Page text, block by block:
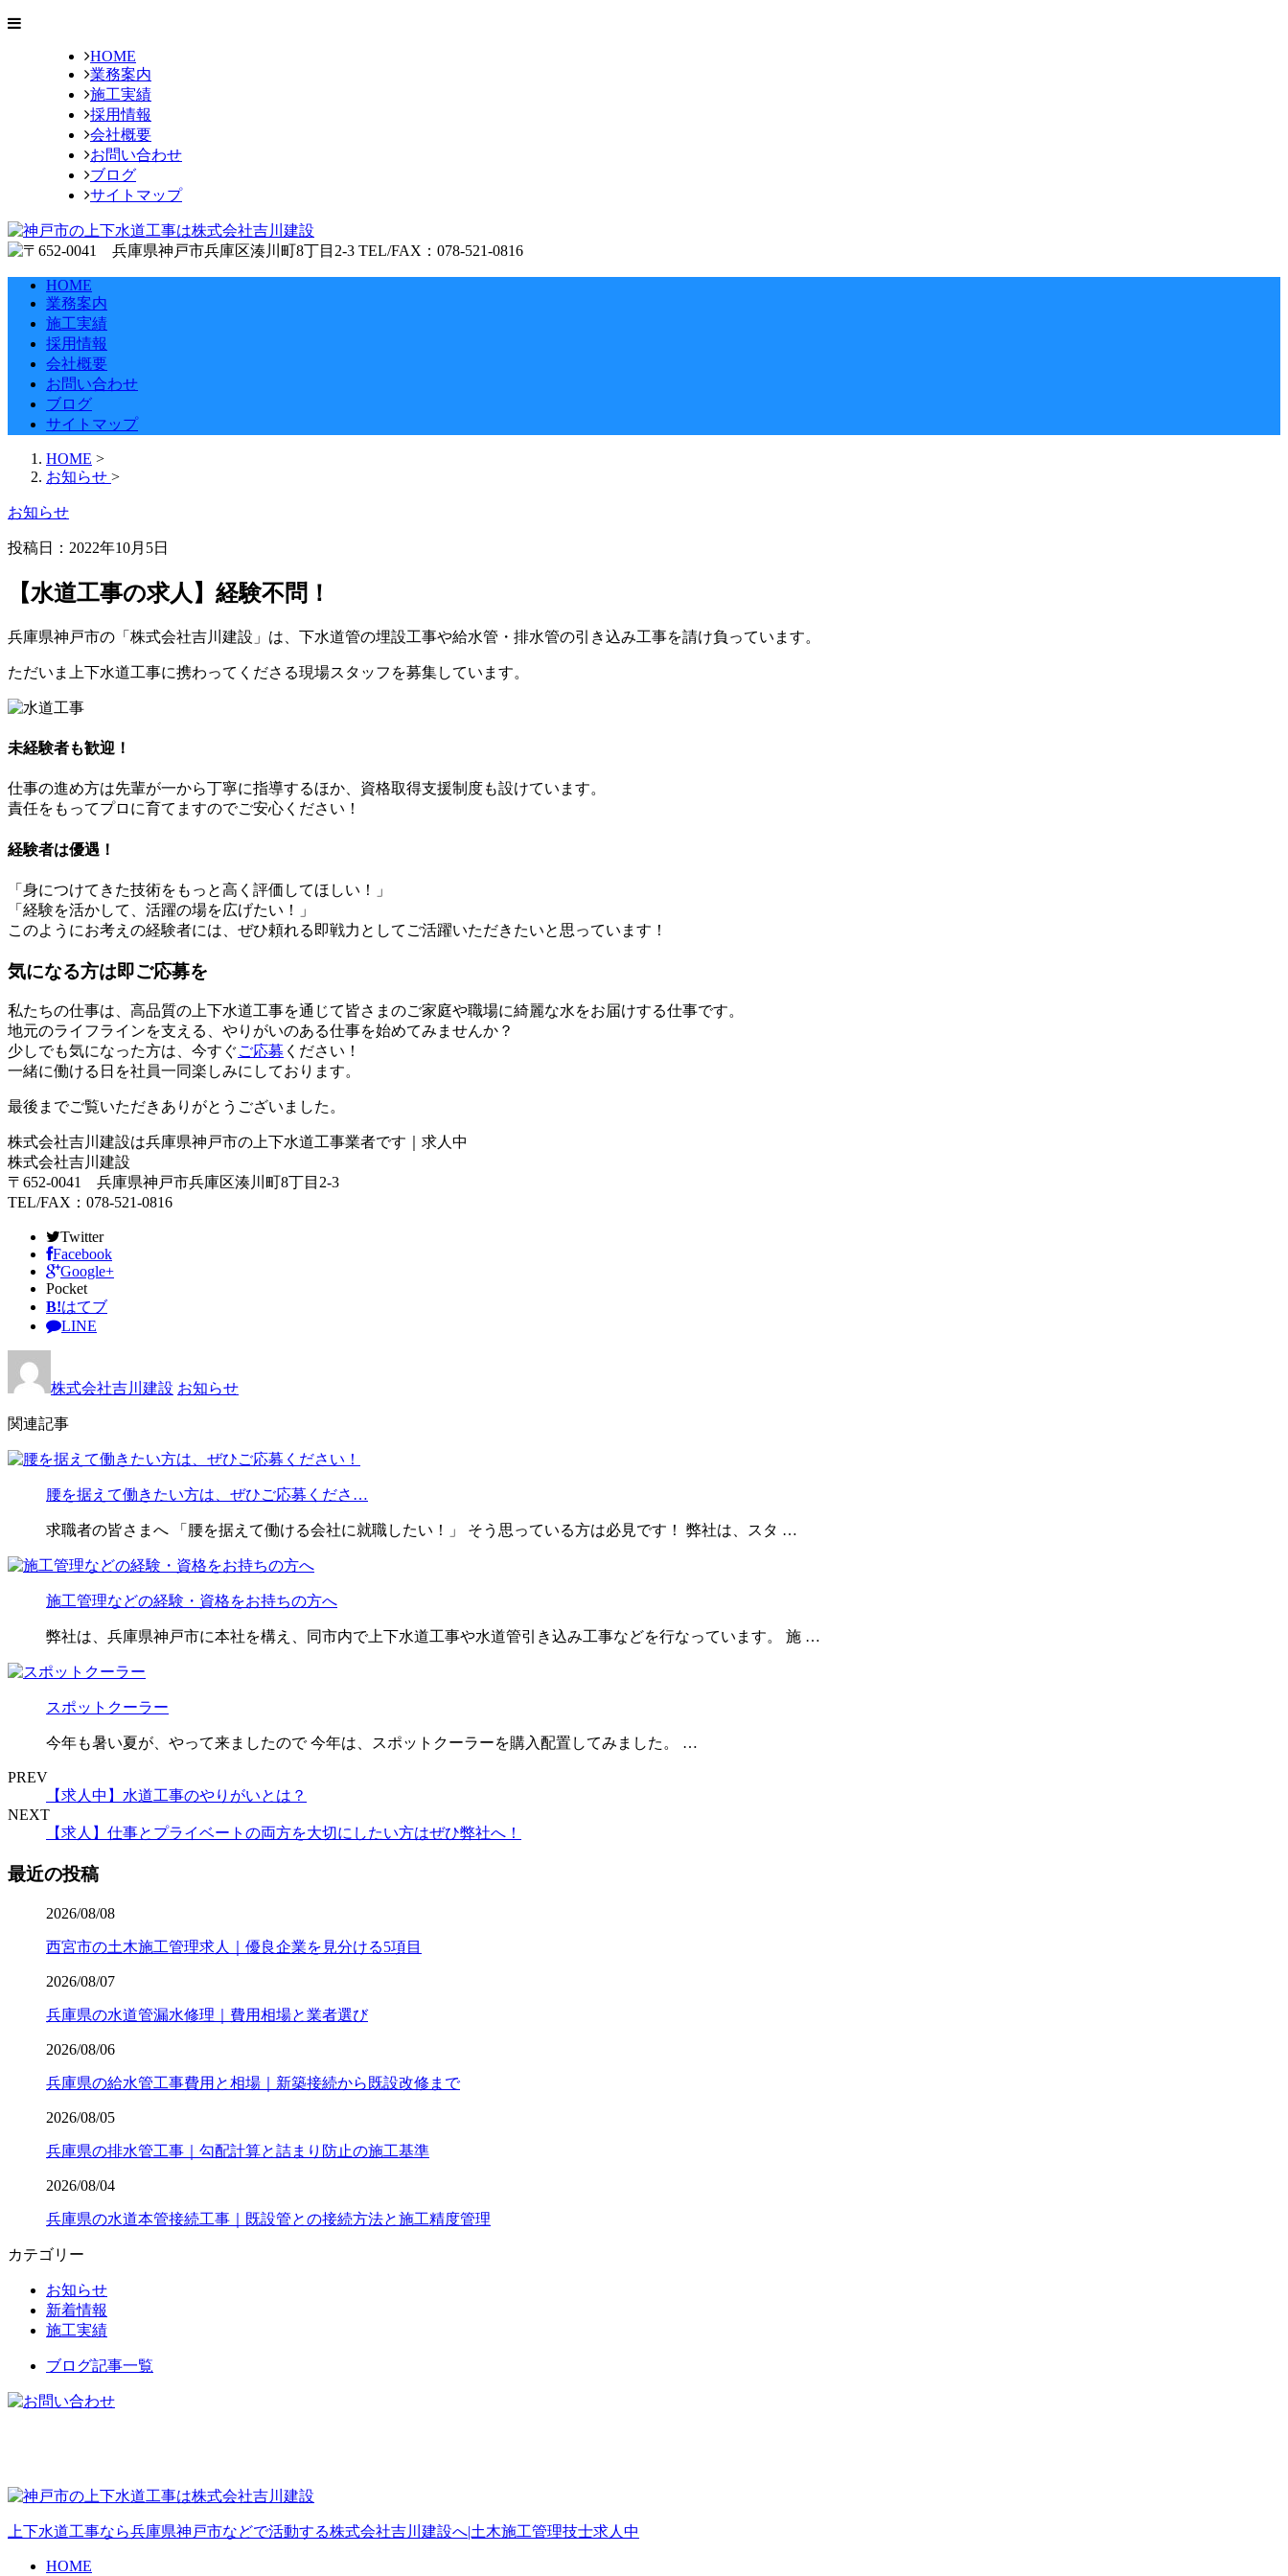
HOME
業務案内
施工実績
採用情報
会社概要
お問い合わせ
ブログ
サイトマップ
HOME
業務案内
施工実績
採用情報
会社概要
お問い合わせ
ブログ
サイトマップ
HOME >
お知らせ >
お知らせ
投稿日： 2022年10月5日
【水道工事の求人】経験不問！
兵庫県神戸市の「株式会社吉川建設」は、下水道管の埋設工事や給水管・排水管の引き込み工事を請け負っています。
ただいま上下水道工事に携わってくださる現場スタッフを募集しています。
未経験者も歓迎！
仕事の進め方は先輩が一から丁寧に指導するほか、資格取得支援制度も設けています。
責任をもってプロに育てますのでご安心ください！
経験者は優遇！
「身につけてきた技術をもっと高く評価してほしい！」
「経験を活かして、活躍の場を広げたい！」
このようにお考えの経験者には、ぜひ頼れる即戦力としてご活躍いただきたいと思っています！
気になる方は即ご応募を
私たちの仕事は、高品質の上下水道工事を通じて皆さまのご家庭や職場に綺麗な水をお届けする仕事です。
地元のライフラインを支える、やりがいのある仕事を始めてみませんか？
少しでも気になった方は、今すぐご応募 ください！
一緒に働ける日を社員一同楽しみにしております。
最後までご覧いただきありがとうございました。
株式会社吉川建設は兵庫県神戸市の上下水道工事業者です｜求人中
株式会社吉川建設
〒652-0041 兵庫県神戸市兵庫区湊川町8丁目2-3
TEL/FAX：078-521-0816
Twitter
Facebook
Google+
Pocket
B!はてブ
LINE
株式会社吉川建設 お知らせ
関連記事
腰を据えて働きたい方は、ぜひご応募くださ…
求職者の皆さまへ 「腰を据えて働ける会社に就職したい！」 そう思っている方は必見です！ 弊社は、スタ …
施工管理などの経験・資格をお持ちの方へ
弊社は、兵庫県神戸市に本社を構え、同市内で上下水道工事や水道管引き込み工事などを行なっています。 施 …
スポットクーラー
今年も暑い夏が、やって来ましたので 今年は、スポットクーラーを購入配置してみました。 …
PREV
【求人中】水道工事のやりがいとは？
NEXT
【求人】仕事とプライベートの両方を大切にしたい方はぜひ弊社へ！
最近の投稿
2026/08/08
西宮市の土木施工管理求人｜優良企業を見分ける5項目
2026/08/07
兵庫県の水道管漏水修理｜費用相場と業者選び
2026/08/06
兵庫県の給水管工事費用と相場｜新築接続から既設改修まで
2026/08/05
兵庫県の排水管工事｜勾配計算と詰まり防止の施工基準
2026/08/04
兵庫県の水道本管接続工事｜既設管との接続方法と施工精度管理
カテゴリー
お知らせ
新着情報
施工実績
ブログ記事一覧
上下水道工事なら兵庫県神戸市などで活動する株式会社吉川建設へ|土木施工管理技士求人中
HOME